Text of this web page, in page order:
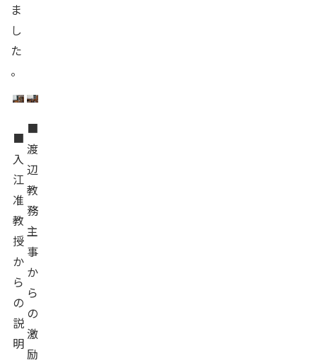
ま
し
た
。
■
入
江
准
教
授
か
ら
の
説
明
■
渡
辺
教
務
主
事
か
ら
の
激
励